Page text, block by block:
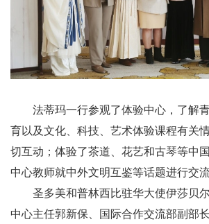
法蒂玛一行参观了体验中心，了解
育以及文化、科技、艺术体验课程有关
切互动；体验了茶道、花艺和古琴等中
中心教师就中外文明互鉴等话题进行交流
圣多美和普林西比驻华大使伊莎贝
中心主任郭新保、国际合作交流部副部